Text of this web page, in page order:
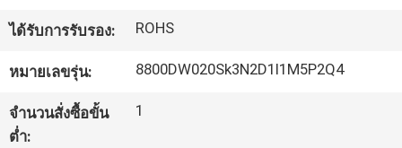
กับ
เรา
ทัวร์
ได้รับการรับรอง: ROHS
หมายเลขรุ่น: 8800DW020Sk3N2D1I1M5P2Q4
จำนวนสั่งซื้อขั้น
ต่ำ:
1